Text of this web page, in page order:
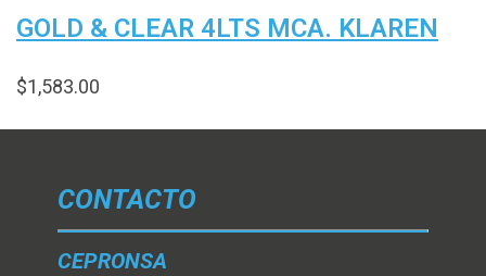
GOLD & CLEAR 4LTS MCA. KLAREN
$1,583.00
CONTACTO
CEPRONSA